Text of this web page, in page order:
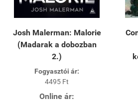
Josh Malerman: Malorie
(Madarak a dobozban
2.)
Fogyasztói ár:
4495 Ft
Online ár: